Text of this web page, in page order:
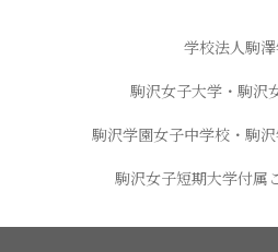
学校法人駒
駒沢女子大学・駒沢
駒沢学園女子中学校・駒
駒沢女子短期大学付属